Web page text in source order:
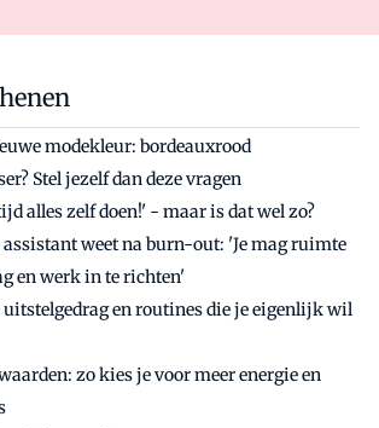
modekleur: bordeauxrood
Stel jezelf dan deze vragen
alles zelf doen!' - maar is dat wel zo?
weet na burn-out: 'Je mag ruimte
en werk in te richten'
uitstelgedrag en routines die je eigenlijk wil
zo kies je voor meer energie en